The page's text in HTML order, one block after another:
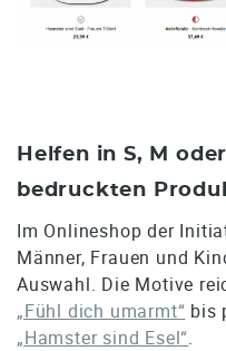
Helfen in S, M
bedruckten
Im Onlineshop der
Männer, Frauen und
Auswahl. Die Motive
„Fühl dich umarmt“ bis
„Hamster sind Esel“.